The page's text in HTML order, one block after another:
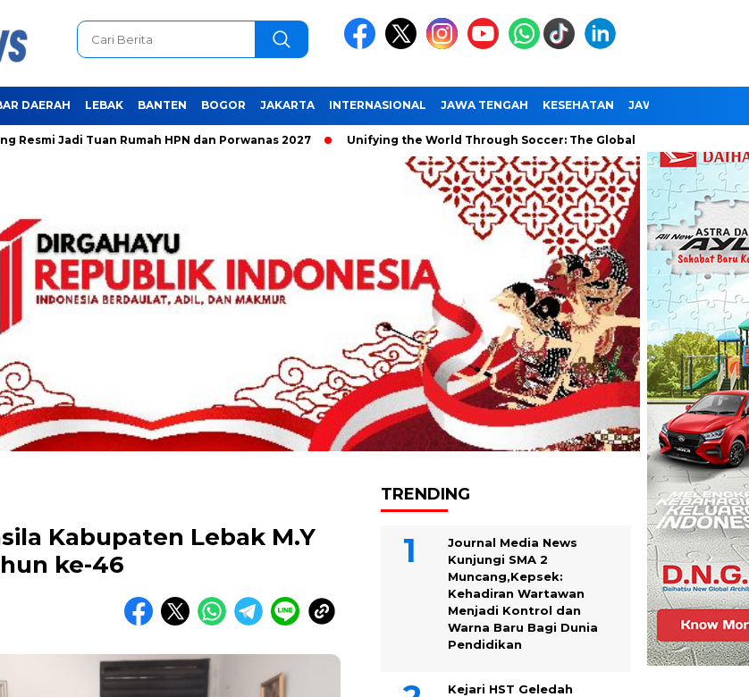
DAERAH LEBAK BANTEN BOGOR JAKARTA INTERNASIONAL JAWA TENGAH KESEHATAN JAWA TIMUR
Tuan Rumah HPN dan Porwanas 2027 Unifying the World Through Soccer: The Global Impact of the World Cup
Kabupaten Lebak M.Y
ke-46
TRENDING
Journal Media News
Kunjungi SMA 2
Muncang,Kepsek:
Kehadiran Wartawan
Menjadi Kontrol dan
Warna Baru Bagi Dunia
Pendidikan
Kejari HST Geledah